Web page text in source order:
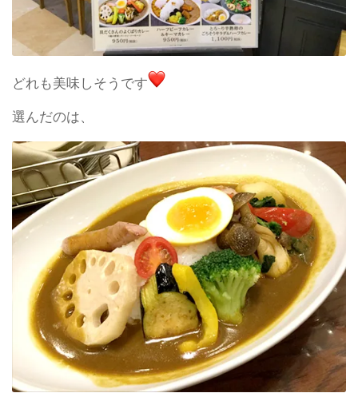
どれも美味しそうです
選んだのは、